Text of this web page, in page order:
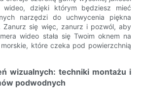
wideo, dzięki którym będziesz mieć
narzędzi do uchwycenia piękna
Zanurz się więc, zanurz i pozwól, aby
wideo stała się Twoim oknem na
które czeka pod powierzchnią
wizualnych: techniki montażu i
podwodnych